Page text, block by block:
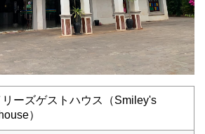
リーズゲストハウス（Smiley's
）